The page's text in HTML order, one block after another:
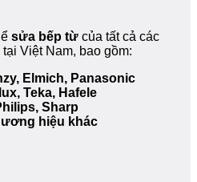
sửa bếp từ của tất cả các
Việt Nam, bao gồm:
Elmich, Panasonic
Teka, Hafele
Sharp
hiệu khác